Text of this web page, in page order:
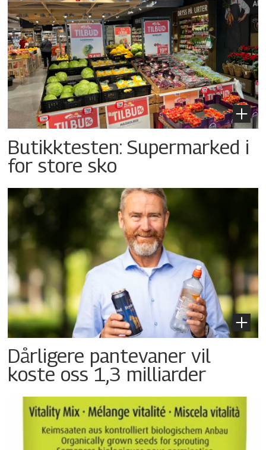
Butikktesten: Supermarked i
for store sko
Dårligere pantevaner vil
koste oss 1,3 milliarder